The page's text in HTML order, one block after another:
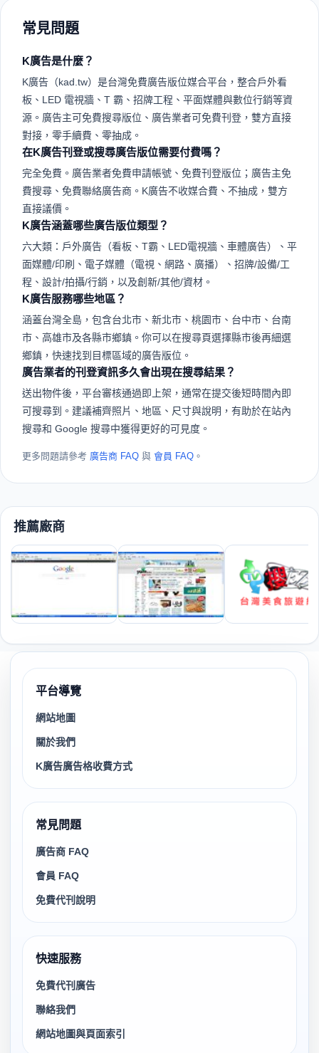
常見問題
K廣告是什麼？
K廣告（kad.tw）是台灣免費廣告版位媒合平台，整合戶外看
板、LED 電視牆、T 霸、招牌工程、平面媒體與數位行銷等資
源。廣告主可免費搜尋版位、廣告業者可免費刊登，雙方直接
對接，零手續費、零抽成。
在K廣告刊登或搜尋廣告版位需要付費嗎？
完全免費。廣告業者免費申請帳號、免費刊登版位；廣告主免
費搜尋、免費聯絡廣告商。K廣告不收媒合費、不抽成，雙方
直接議價。
K廣告涵蓋哪些廣告版位類型？
六大類：戶外廣告（看板、T霸、LED電視牆、車體廣告）、平
面媒體/印刷、電子媒體（電視、網路、廣播）、招牌/設備/工
程、設計/拍攝/行銷，以及創新/其他/資材。
K廣告服務哪些地區？
涵蓋台灣全島，包含台北市、新北市、桃園市、台中市、台南
市、高雄市及各縣市鄉鎮。你可以在搜尋頁選擇縣市後再細選
鄉鎮，快速找到目標區域的廣告版位。
廣告業者的刊登資訊多久會出現在搜尋結果？
送出物件後，平台審核通過即上架，通常在提交後短時間內即
可搜尋到。建議補齊照片、地區、尺寸與說明，有助於在站內
搜尋和 Google 搜尋中獲得更好的可見度。
更多問題請參考 廣告商 FAQ 與 會員 FAQ 。
推薦廠商
平台導覽
網站地圖
關於我們
K廣告廣告格收費方式
常見問題
廣告商 FAQ
會員 FAQ
免費代刊說明
快速服務
免費代刊廣告
聯絡我們
網站地圖與頁面索引